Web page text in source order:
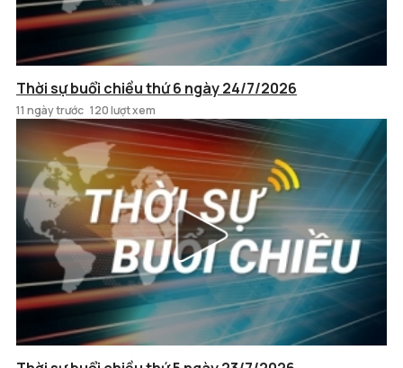
Thời sự buổi chiều thứ 6 ngày 24/7/2026
11 ngày trước 120 lượt xem